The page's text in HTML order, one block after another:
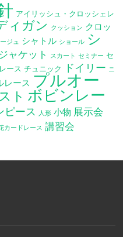
アイリッシュ・クロッシェレ
ィガン クッション クロッ
ジュ シャトル ショール シ
ジャケット スカート セミナー セ
ース チュニック ドイリー ニ
レース プルオー
ト ボビンレー
ピース 人形 小物 展示会
カードレース 講習会